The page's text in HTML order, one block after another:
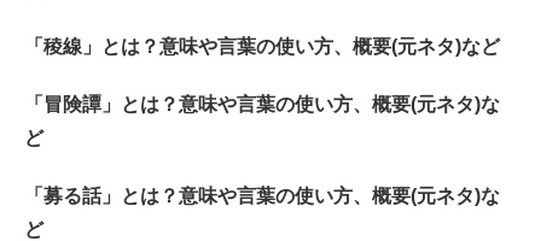
「稜線」とは？意味や言葉の使い方、概要(元ネタ)など
「冒険譚」とは？意味や言葉の使い方、概要(元ネタ)な
ど
「募る話」とは？意味や言葉の使い方、概要(元ネタ)な
ど